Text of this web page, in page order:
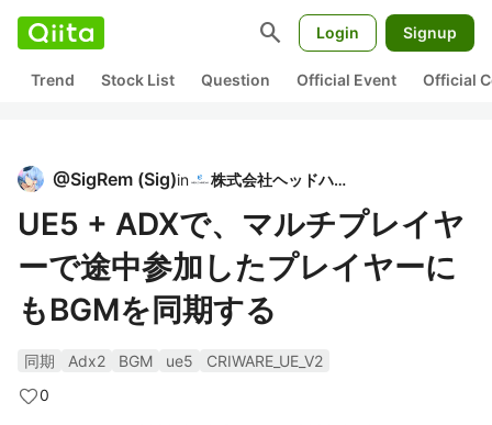
search Login Signup
Trend Stock List Question Official Event Official
@SigRem (Sig)in 株式会社ヘッドハイ
UE5 + ADXで、マルチプレイヤ
ーで途中参加したプレイヤーに
もBGMを同期する
同期 Adx2 BGM ue5
CRIWARE_UE_V2
0